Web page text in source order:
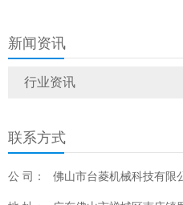
新闻资讯
行业资讯
联系方式
公 司： 佛山市台菱机械科技有限